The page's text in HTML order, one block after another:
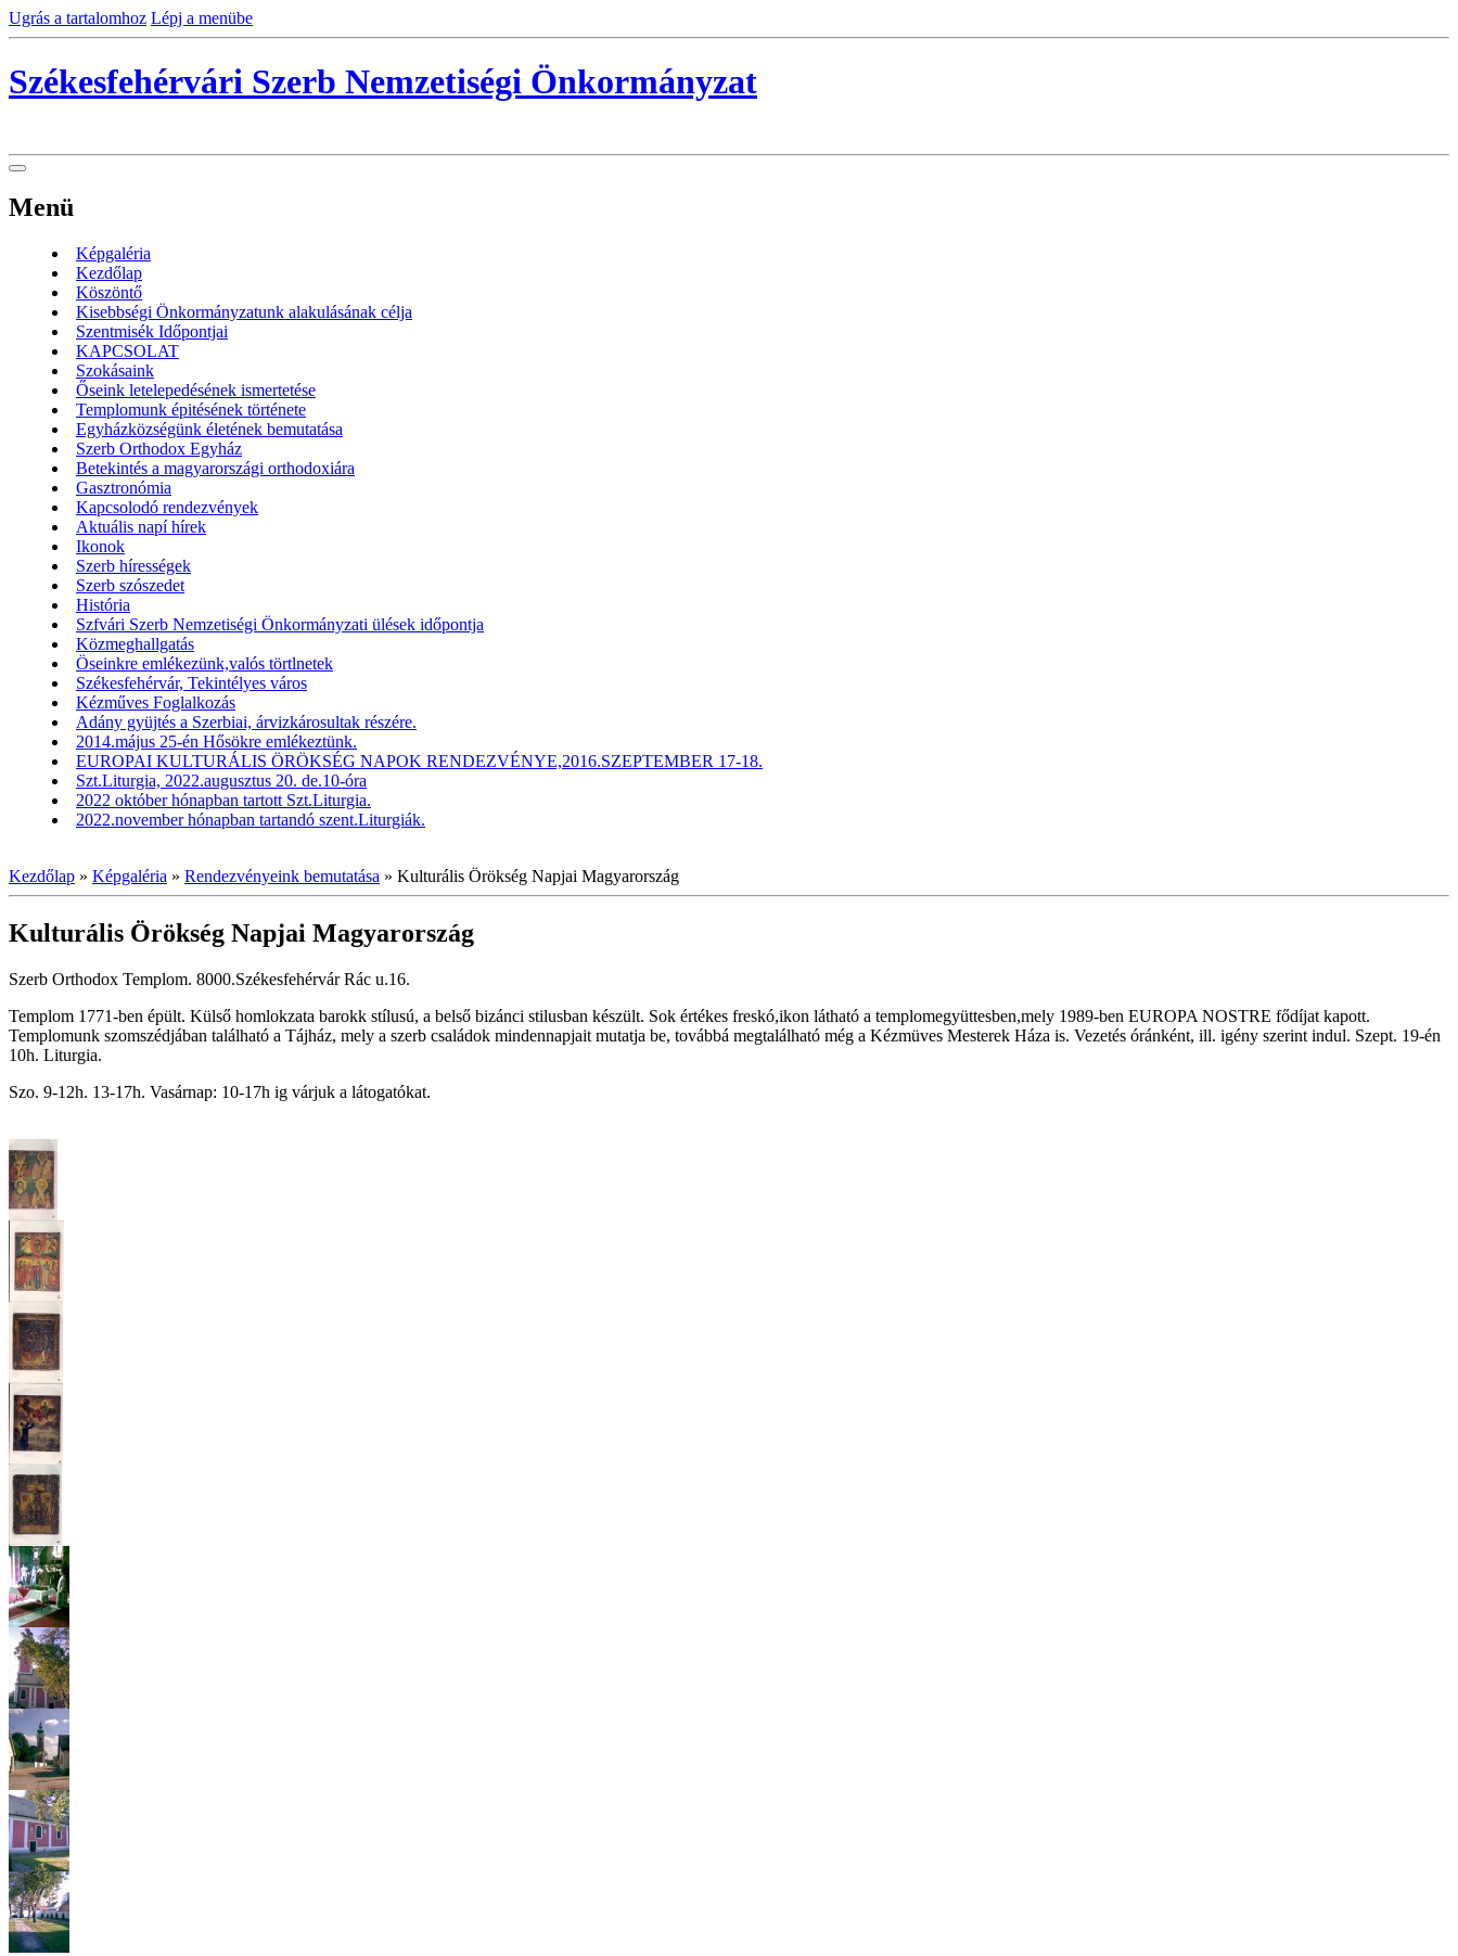
Ugrás a tartalomhoz Lépj a menübe
Székesfehérvári Szerb Nemzetiségi Önkormányzat
Menü
Képgaléria
Kezdőlap
Köszöntő
Kisebbségi Önkormányzatunk alakulásának célja
Szentmisék Időpontjai
KAPCSOLAT
Szokásaink
Őseink letelepedésének ismertetése
Templomunk épitésének története
Egyházközségünk életének bemutatása
Szerb Orthodox Egyház
Betekintés a magyarországi orthodoxiára
Gasztronómia
Kapcsolodó rendezvények
Aktuális napí hírek
Ikonok
Szerb hírességek
Szerb szószedet
História
Szfvári Szerb Nemzetiségi Önkormányzati ülések időpontja
Közmeghallgatás
Öseinkre emlékezünk,valós törtlnetek
Székesfehérvár, Tekintélyes város
Kézműves Foglalkozás
Adány gyüjtés a Szerbiai, árvizkárosultak részére.
2014.május 25-én Hősökre emlékeztünk.
EUROPAI KULTURÁLIS ÖRÖKSÉG NAPOK RENDEZVÉNYE,2016.SZEPTEMBER 17-18.
Szt.Liturgia, 2022.augusztus 20. de.10-óra
2022 október hónapban tartott Szt.Liturgia.
2022.november hónapban tartandó szent.Liturgiák.
Kezdőlap » Képgaléria » Rendezvényeink bemutatása » Kulturális Örökség Napjai Magyarország
Kulturális Örökség Napjai Magyarország
Szerb Orthodox Templom. 8000.Székesfehérvár Rác u.16.
Templom 1771-ben épült. Külső homlokzata barokk stílusú, a belső bizánci stilusban készült. Sok értékes freskó,ikon látható a templomegyüttesben,mely 1989-ben EUROPA NOSTRE fődíjat kapott.
Templomunk szomszédjában található a Tájház, mely a szerb családok mindennapjait mutatja be, továbbá megtalálható még a Kézmüves Mesterek Háza is. Vezetés óránként, ill. igény szerint indul. Szept. 19-én
10h. Liturgia.
Szo. 9-12h. 13-17h. Vasárnap: 10-17h ig várjuk a látogatókat.